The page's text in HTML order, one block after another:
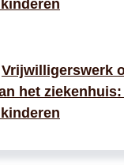
Vrijwilligerswerk
het